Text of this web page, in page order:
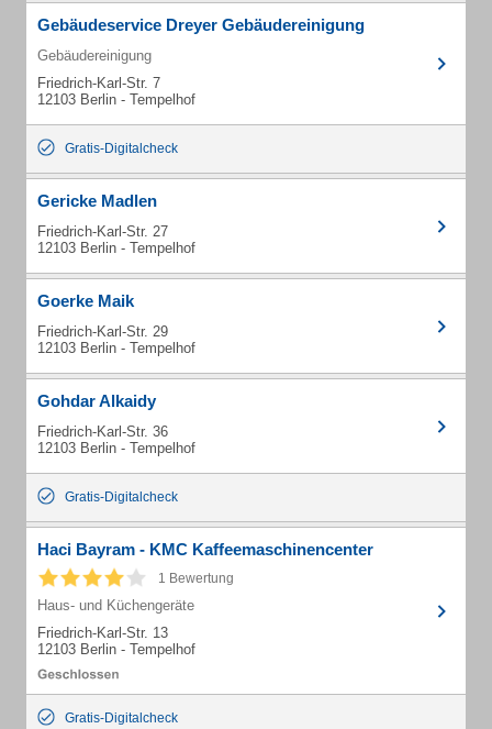
Gebäudeservice Dreyer Gebäudereinigung
Gebäudereinigung
Friedrich-Karl-Str. 7
12103 Berlin - Tempelhof
Gratis-Digitalcheck
Gericke Madlen
Friedrich-Karl-Str. 27
12103 Berlin - Tempelhof
Goerke Maik
Friedrich-Karl-Str. 29
12103 Berlin - Tempelhof
Gohdar Alkaidy
Friedrich-Karl-Str. 36
12103 Berlin - Tempelhof
Gratis-Digitalcheck
Haci Bayram - KMC Kaffeemaschinencenter
1 Bewertung
Haus- und Küchengeräte
Friedrich-Karl-Str. 13
12103 Berlin - Tempelhof
Gratis-Digitalcheck